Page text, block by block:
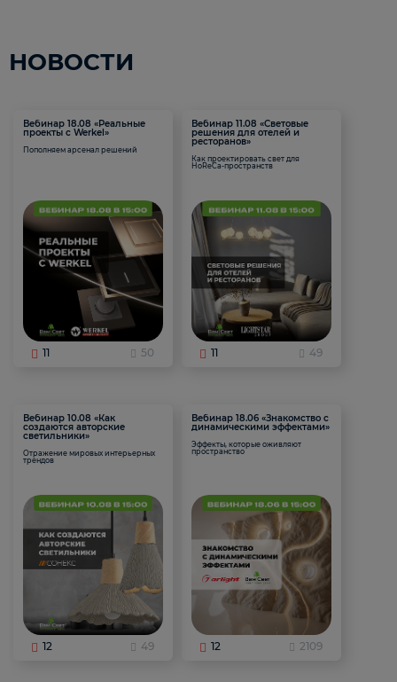
НОВОСТИ
Вебинар 18.08 «Реальные
проекты с Werkel»
Пополняем арсенал решений
11 50
Вебинар 11.08 «Световые
решения для отелей и
ресторанов»
Как проектировать свет для
HoReCa-пространств
11 49
Вебинар 10.08 «Как
создаются авторские
светильники»
Отражение мировых интерьерных
трендов
12 49
Вебинар 18.06 «Знакомство с
динамическими эффектами»
Эффекты, которые оживляют
пространство
12 2109